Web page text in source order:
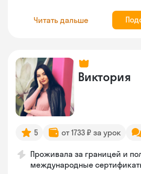
Читать дальше
Виктория
5 от 1733 ₽ за урок
Проживала за границей и
международные